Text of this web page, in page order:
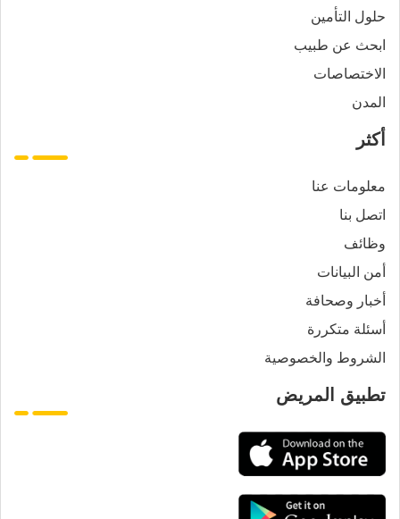
حلول التأمين
ابحث عن طبيب
الاختصاصات
المدن
أكثر
معلومات عنا
اتصل بنا
وظائف
أمن البيانات
أخبار وصحافة
أسئلة متكررة
الشروط والخصوصية
تطبيق المريض